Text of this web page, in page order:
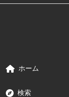
ホーム
検索